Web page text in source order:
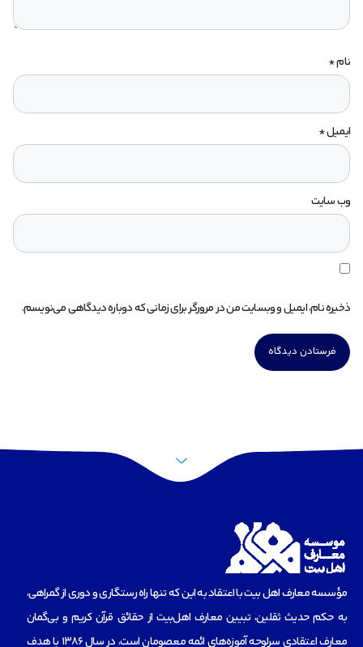
نام*
ایمیل*
وب‌ سایت
ذخیره نام، ایمیل و وبسایت من در مرورگر برای زمانی که دوباره دیدگاهی می‌نویسم.
مؤسسه‌ معارف اهل بیت با اعتقاد به این که تنها راه رستگاری و دوری از گمراهی،
به حکم حدیث ثقلین، تبیین معارف اهل‌بیت از حقائق قرآن کریم و بی‌گمان
معارف اعتقادی سرلوحه آموزه‌های ائمه معصومان است، در سال 1386 با هدف